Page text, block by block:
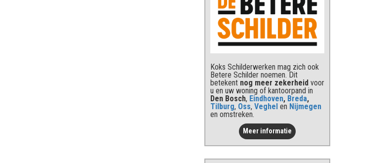
Koks Schilderwerken mag zich ook
Betere Schilder noemen. Dit
betekent nog meer zekerheid voor
u en uw woning of kantoorpand in
Den Bosch, Eindhoven, Breda,
Tilburg, Oss, Veghel en Nijmegen
en omstreken.
Meer informatie